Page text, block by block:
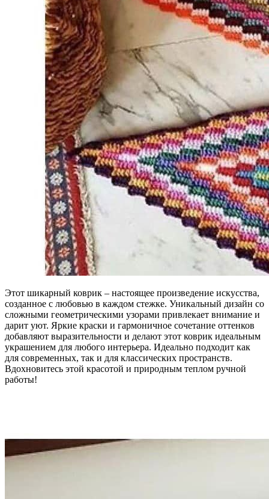
Этот шикарный коврик – настоящее произведение искусства,
созданное с любовью в каждом стежке. Уникальный дизайн со
сложными геометрическими узорами привлекает внимание и
дарит уют. Яркие краски и гармоничное сочетание оттенков
добавляют выразительности и делают этот коврик идеальным
украшением для любого интерьера. Идеально подходит как
для современных, так и для классических пространств.
Вдохновитесь этой красотой и природным теплом ручной
работы!